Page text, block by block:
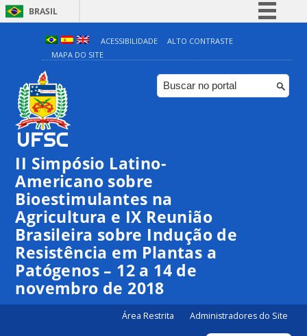
BRASIL
Simplifique!
Comunica BR
Participe
ACESSIBILIDADE
ALTO CONTRASTE
MAPA DO SITE
II Simpósio Latino-
Americano sobre
Bioestimulantes na
Agricultura e IX Reunião
Brasileira sobre Indução de
Resistência em Plantas a
Patógenos – 12 a 14 de
novembro de 2018
Área Restrita Administradores do Site